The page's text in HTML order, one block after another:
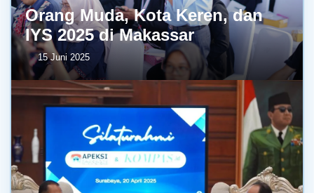
Orang Muda, Kota Keren, dan
IYS 2025 di Makassar
15 Juni 2025